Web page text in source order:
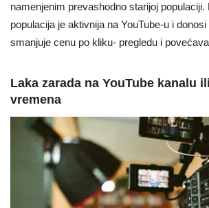
namenjenim prevashodno starijoj
populacija je aktivnija na YouTube-u i
smanjuje cenu po kliku- pregledu i
Laka zarada na YouTube kanalu
vremena